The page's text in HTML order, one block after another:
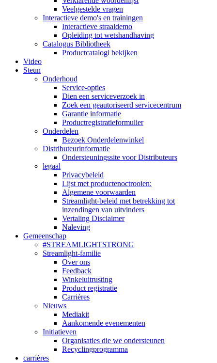
Veelgestelde vragen
Interactieve demo's en trainingen
Interactieve straaldemo
Opleiding tot wetshandhaving
Catalogus Bibliotheek
Productcatalogi bekijken
Video
Steun
Onderhoud
Service-opties
Dien een serviceverzoek in
Zoek een geautoriseerd servicecentrum
Garantie informatie
Productregistratieformulier
Onderdelen
Bezoek Onderdelenwinkel
Distributeurinformatie
Ondersteuningssite voor Distributeurs
legaal
Privacybeleid
Lijst met productenoctrooien:
Algemene voorwaarden
Streamlight-beleid met betrekking tot
inzendingen van uitvinders
Vertaling Disclaimer
Naleving
Gemeenschap
#STREAMLIGHTSTRONG
Streamlight-familie
Over ons
Feedback
Winkeluitrusting
Product registratie
Carrières
Nieuws
Mediakit
Aankomende evenementen
Initiatieven
Organisaties die we ondersteunen
Recyclingprogramma
carrières